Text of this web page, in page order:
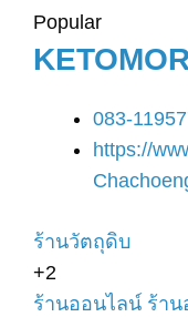
Popular
083-
https://
ร้านวัตถุดิบ
+2
ร้านออนไลน์ ร้าน